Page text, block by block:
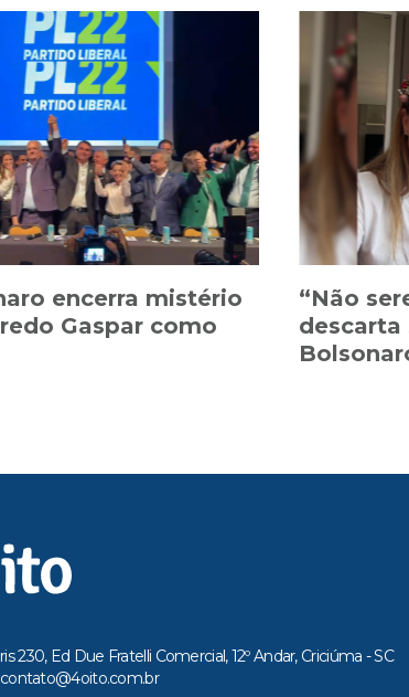
encerra mistério
Gaspar como
“Não
descarta
230, Ed Due Fratelli Comercial, 12º Andar, Criciúma - SC
contato@4oito.com.br